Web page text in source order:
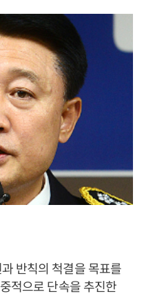
반칙의 척결을 목표를
적으로 단속을 추진한